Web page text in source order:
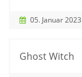
05. Januar 2023
Ghost Witch